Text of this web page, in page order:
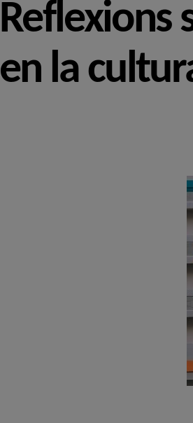
Reflexions
en la